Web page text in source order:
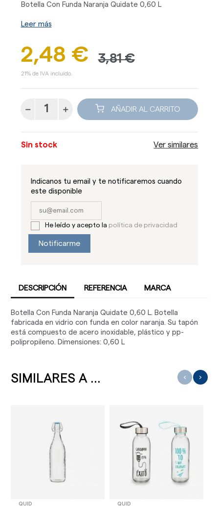
Botella Con Funda Naranja Quidate 0,60 L
Leer más
2,48 € 3,81 €
21% de IVA incluido.
AÑADIR AL CARRITO
Sin stock Ver similares
Indicanos tu email y te notificaremos cuando
este disponible
He leído y acepto la política de privacidad
Notificarme
DESCRIPCIÓN REFERENCIA MARCA
Botella Con Funda Naranja Quidate 0,60 L. Botella
fabricada en vidrio con funda en color naranja. Su tapón
está compuesto de acero inoxidable, plástico y pp-
polipropileno. Dimensiones: 0,60 L
SIMILARES A ...
QUID QUID
‹ ›